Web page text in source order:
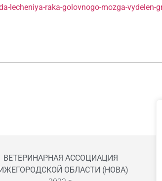
raka-golovnogo-mozga-vydelen-
ВЕТЕРИНАРНАЯ АССОЦИАЦИЯ
ОБЛАСТИ (НОВА)